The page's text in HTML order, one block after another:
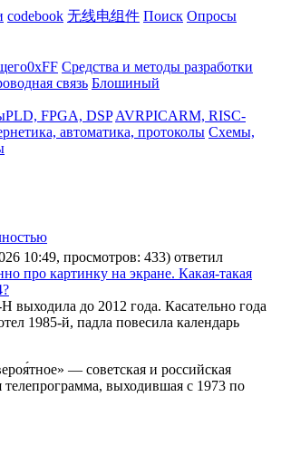
codebook 无线电组件 Поиск Опросы
0xFF Средства и методы разработки
связь Блошиный
PLD, FPGA, DSP AVRPICARM, RISC-
автоматика, протоколы Схемы,
10:49, просмотров: 433) ответил
про картинку на экране. Какая-такая
выходила до 2012 года. Касательно года
1985-й, падла повесила календарь
— советская и российская
телепрограмма, выходившая с 1973 по